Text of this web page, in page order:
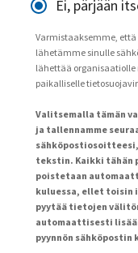
Ei, pärjään
Varmistaaksemme,
lähetämme sinulle
lähettää
paikalliselle
Valitsemalla tämän
ja tallennamme
tekstin. Kaikki
poistetaan
kuluessa, ellet toisin
pyytää tietojen
automaattisesti
pyynnön